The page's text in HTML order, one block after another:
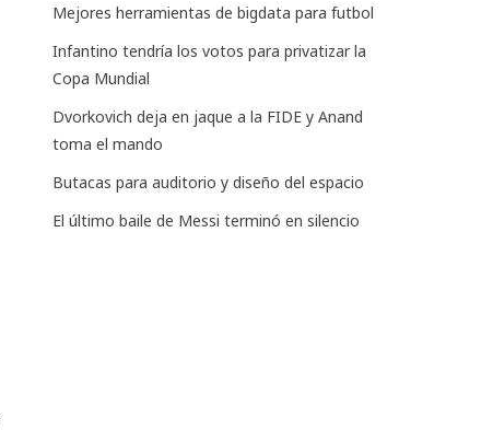
Mejores herramientas de bigdata para futbol
Infantino tendría los votos para privatizar la
Copa Mundial
Dvorkovich deja en jaque a la FIDE y Anand
toma el mando
Butacas para auditorio y diseño del espacio
El último baile de Messi terminó en silencio